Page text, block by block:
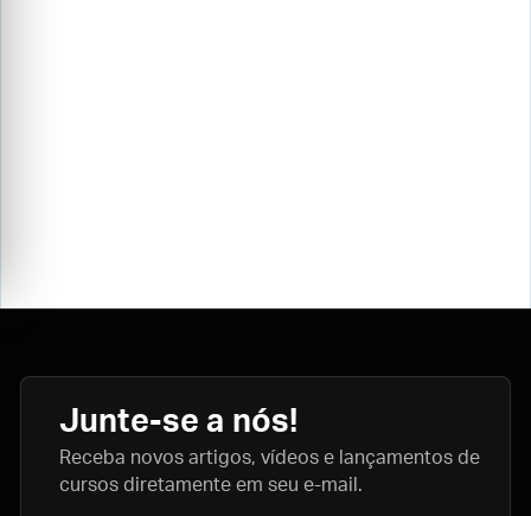
Junte-se a nós!
Receba novos artigos, vídeos e lançamentos de
cursos diretamente em seu e-mail.